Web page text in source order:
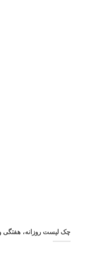
چک‌ لیست روزانه، هفتگی و